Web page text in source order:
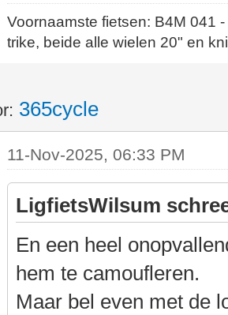
Voornaamste fietsen: B4M
trike, beide alle wielen 20" en
365cycle
11-Nov-2025, 06:33 PM
LigfietsWilsum
En een heel
hem te camoufleren.
Maar bel even met de